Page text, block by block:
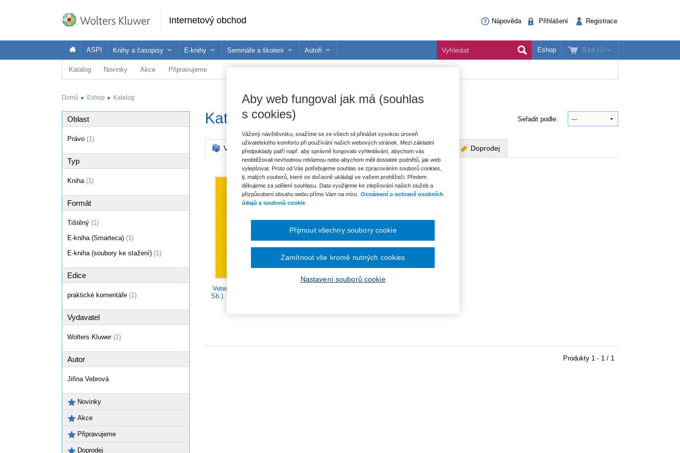
Internetový obchod Nápověda Přihlášení Registrace
0 ks | 0
ASPI Knihy a časopisy
Knihy
E-knihy
Jak na naše e-knihy?
Semináře a školení Autoři Eshop
Katalog Novinky Akce Připravujeme
Domů Eshop Katalog
Katalog Seřadit podle:
Všechny produkty Akce Novinky Připravujeme Doprodej
Veterinární zákon (166/1999
Sb.). Praktický komentář - 2.
Produkty 1 - 1 / 1
Oblast
Právo (1)
Typ
Kniha (1)
Formát
Tištěný (1)
E-kniha (Smarteca) (1)
E-kniha (soubory ke stažení) (1)
Edice
praktické komentáře (1)
Vydavatel
Wolters Kluwer (1)
Autor
Jiřina Vebrová
Novinky
Akce
Připravujeme
Doprodej
Aby web fungoval jak má (souhlas
s cookies)
Vážený návštěvníku, snažíme se ze všech sil přinášet vysokou úroveň
uživatelského komfortu při používání našich webových stránek. Mezi základní
předpoklady patří např. aby správně fungovalo vyhledávání, abychom vás
neobtěžovali nevhodnou reklamou nebo abychom měli dostatek podnětů, jak web
vylepšovat. Proto od Vás potřebujeme souhlas se zpracováním souborů cookies,
tj. malých souborů, které se dočasně ukládají ve vašem prohlížeči. Předem
děkujeme za udělení souhlasu. Data využijeme ke zlepšování našich služeb a
přizpůsobení obsahu webu přímo Vám na míru.
Oznámení o ochraně osobních
údajů a souborů cookie
Nastavení souborů cookie
Zamítnout vše kromě nutných cookies
Přijmout všechny soubory cookie